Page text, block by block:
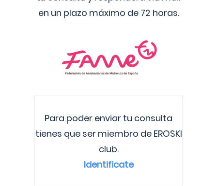
en un plazo máximo de 72 horas.
Para poder enviar tu consulta
tienes que ser miembro de EROSKI
club.
Identificate